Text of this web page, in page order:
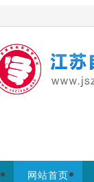
欢迎访问江苏自
考试院
网站首页